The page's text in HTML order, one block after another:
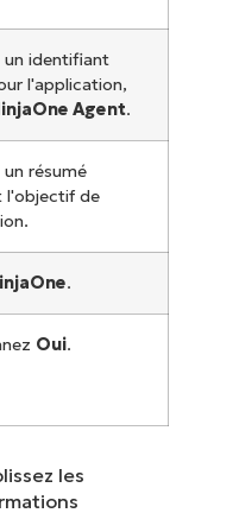
un identifiant
l'application,
Agent.
un résumé
l'objectif de
.
Oui.
les